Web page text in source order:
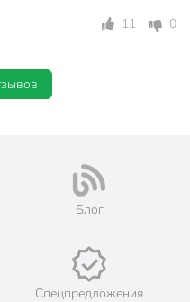
макароны
12
DNN3
1.93 кг
22 x 22 x 24 см
11 0
Блог
Спецпредложения